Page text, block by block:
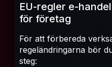
EU-regler e-
för företag
För att förbereda
regeländringarna bör
steg: